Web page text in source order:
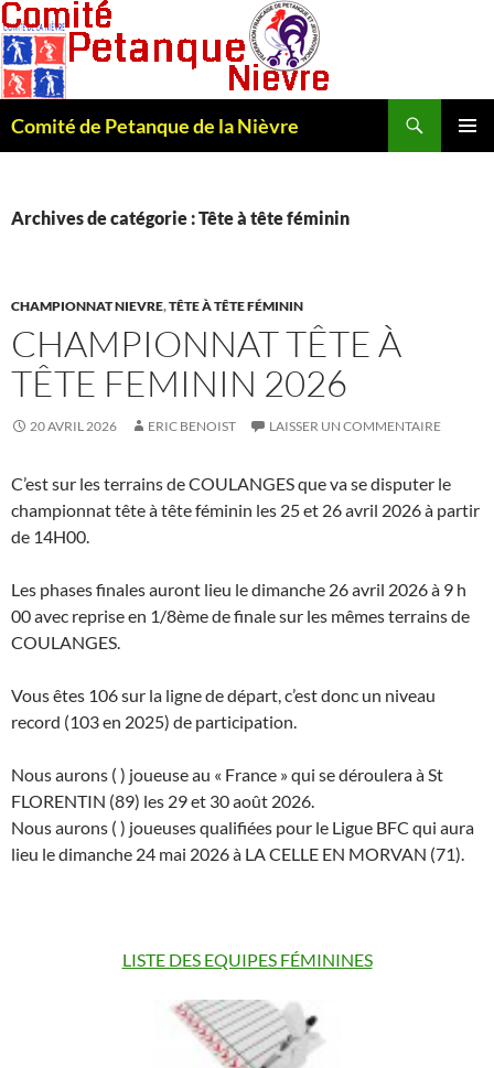
Comité de Petanque de la Nièvre
Archives de catégorie : Tête à tête féminin
CHAMPIONNAT NIEVRE,TÊTE À TÊTE FÉMININ
CHAMPIONNAT TÊTE À
TÊTE FEMININ 2026
20 AVRIL 2026 ERIC BENOIST LAISSER UN COMMENTAIRE
C’est sur les terrains de COULANGES que va se disputer le
championnat tête à tête féminin les 25 et 26 avril 2026 à partir
de 14H00.
Les phases finales auront lieu le dimanche 26 avril 2026 à 9 h
00 avec reprise en 1/8ème de finale sur les mêmes terrains de
COULANGES.
Vous êtes 106 sur la ligne de départ, c’est donc un niveau
record (103 en 2025) de participation.
Nous aurons ( ) joueuse au « France » qui se déroulera à St
FLORENTIN (89) les 29 et 30 août 2026.
Nous aurons ( ) joueuses qualifiées pour le Ligue BFC qui aura
lieu le dimanche 24 mai 2026 à LA CELLE EN MORVAN (71).
LISTE DES EQUIPES FÉMININES